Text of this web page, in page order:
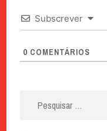
Subscrever
0 COMENTÁRIOS